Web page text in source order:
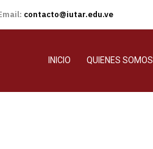
contacto@iutar.edu.ve
INICIO QUIENES SOMOS